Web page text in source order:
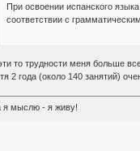
При освоении испанского
соответствии с
то трудности меня больше
2 года (около 140 занятий)
я мыслю - я живу!